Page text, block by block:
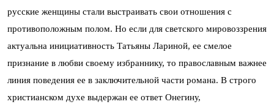
русские женщины стали выстраивать свои отношения с
противоположным полом. Но если для светского мировоззрения
актуальна инициативность Татьяны Лариной, ее смелое
признание в любви своему избраннику, то православным важнее
линия поведения ее в заключительной части романа. В строго
христианском духе выдержан ее ответ Онегину,